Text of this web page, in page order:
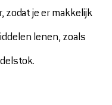
zodat je er makkelijk
lenen, zoals